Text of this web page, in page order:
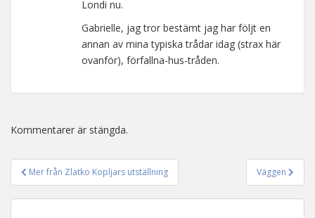
Londi nu.
Gabrielle, jag tror bestämt jag har följt en
annan av mina typiska trådar idag (strax här
ovanför), förfallna-hus-tråden.
Kommentarer är stängda.
Inläggsnavigering
Mer från Zlatko Kopljars utställning Väggen